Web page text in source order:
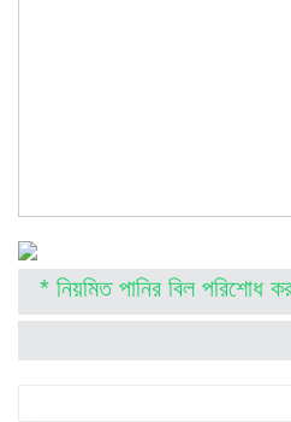
* নিয়মিত পানির বিল পরিশোধ